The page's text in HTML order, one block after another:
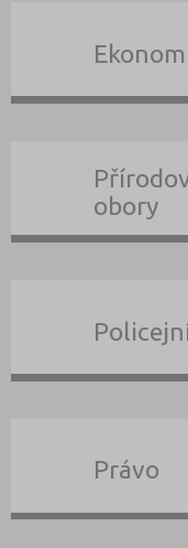
obory
Právo